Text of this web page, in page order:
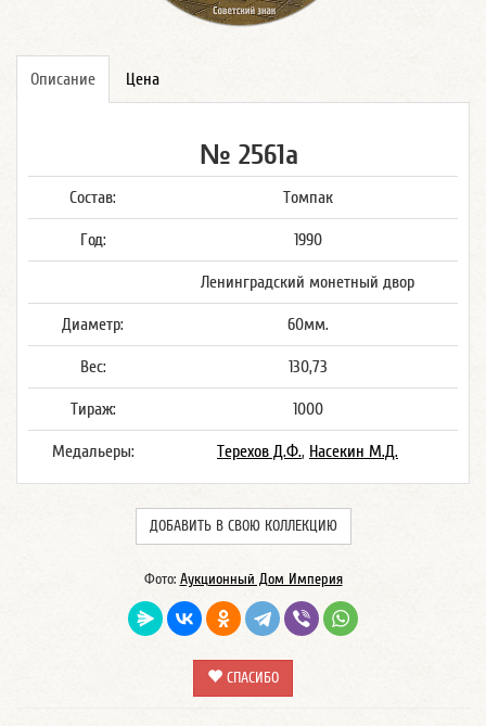
Описание Цена
№ 2561а
Состав: Томпак
Год: 1990
Ленинградский монетный двор
Диаметр: 60мм.
Вес: 130,73
Тираж: 1000
Медальеры: Терехов Д.Ф., Насекин М.Д.
ДОБАВИТЬ В СВОЮ КОЛЛЕКЦИЮ
Фото: Аукционный Дом Империя
СПАСИБО